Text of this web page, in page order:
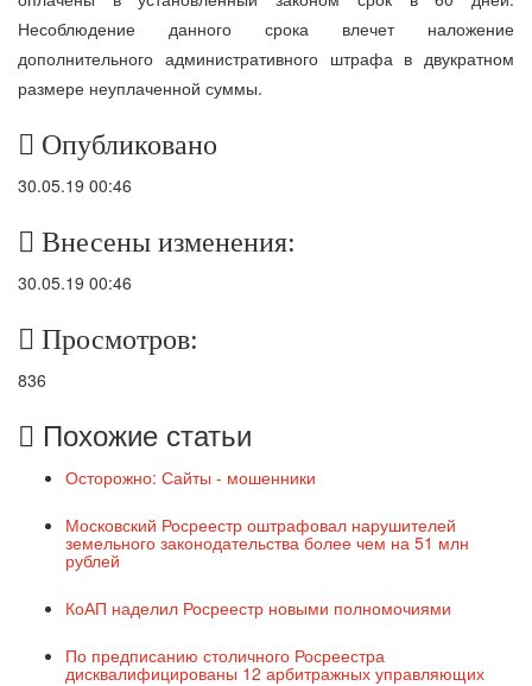
Несоблюдение данного срока влечет наложение
дополнительного административного штрафа в двукратном
размере неуплаченной суммы.
Опубликовано
30.05.19 00:46
Внесены изменения:
30.05.19 00:46
Просмотров:
836
Похожие статьи
Осторожно: Сайты - мошенники
Московский Росреестр оштрафовал нарушителей
земельного законодательства более чем на 51 млн
рублей
КоАП наделил Росреестр новыми полномочиями
По предписанию столичного Росреестра
дисквалифицированы 12 арбитражных управляющих